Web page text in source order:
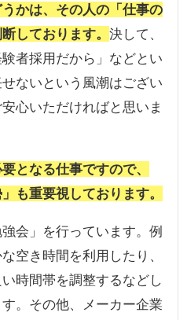
かは、その人の「仕事の
しております。決して、
験者採用だから」などとい
ないという風潮はござい
心いただければと思いま
となる仕事ですので、
も重要視しております。
会」を行っています。例
空き時間を利用したり、
時間帯を調整するなどし
。その他、メーカー企業